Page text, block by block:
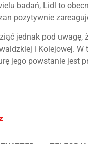
badań, Lidl to
pozytywnie
jednak pod
i Kolejowej.
jego powstanie jest